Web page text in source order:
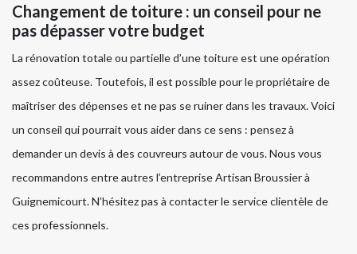
Changement de toiture : un conseil pour ne
pas dépasser votre budget
La rénovation totale ou partielle d’une toiture est une opération
assez coûteuse. Toutefois, il est possible pour le propriétaire de
maîtriser des dépenses et ne pas se ruiner dans les travaux. Voici
un conseil qui pourrait vous aider dans ce sens : pensez à
demander un devis à des couvreurs autour de vous. Nous vous
recommandons entre autres l’entreprise Artisan Broussier à
Guignemicourt. N’hésitez pas à contacter le service clientèle de
ces professionnels.